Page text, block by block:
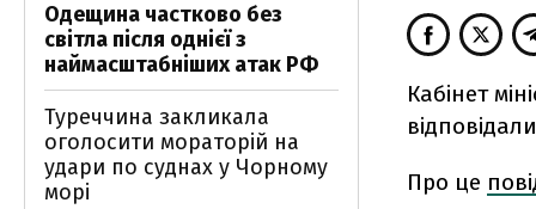
Кабінет
Про це
Одещина частково без
світла після однієї з
наймасштабніших атак РФ
Туреччина закликала
оголосити мораторій на
удари по суднах у Чорному
морі